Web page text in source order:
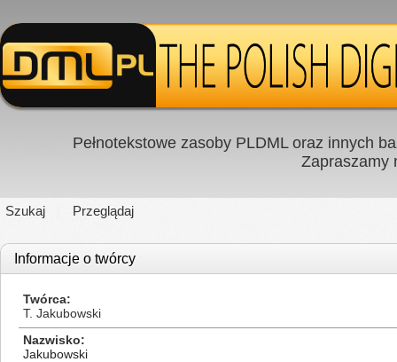
Pełnotekstowe zasoby PLDML oraz innych
Zapraszamy
Szukaj Przeglądaj
Informacje o twórcy
Twórca
T. Jakubowski
Nazwisko
Jakubowski